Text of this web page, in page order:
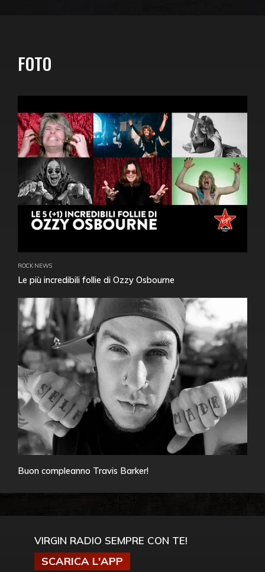
FOTO
ROCK NEWS
Le più incredibili follie di Ozzy Osbourne
Buon compleanno Travis Barker!
VIRGIN RADIO SEMPRE CON TE!
SCARICA L'APP